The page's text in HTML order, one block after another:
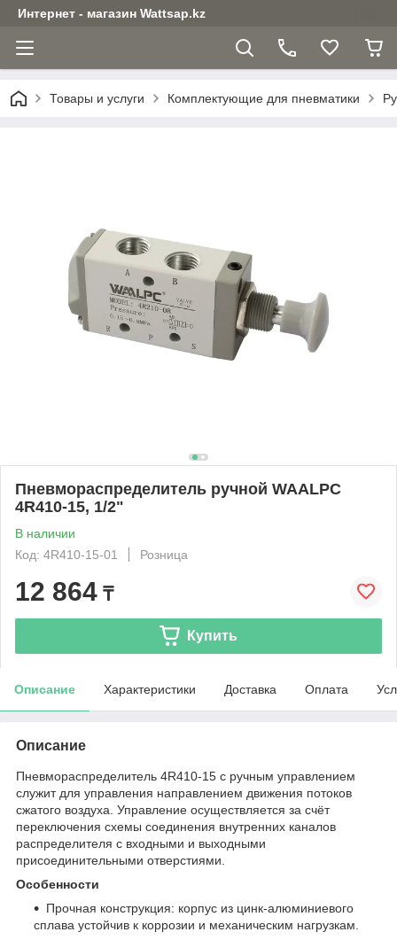
Интернет - магазин Wattsap.kz
Товары и услуги Комплектующие для пневматики
Пневмораспределитель ручной WAALPC
4R410-15, 1/2"
В наличии
Код: 4R410-15-01
Розница
12 864 ₸
Купить
Описание Характеристики Доставка Оплата
Описание
Пневмораспределитель 4R410-15 с ручным управлением
служит для управления направлением движения потоков
сжатого воздуха. Управление осуществляется за счёт
переключения схемы соединения внутренних каналов
распределителя с входными и выходными
присоединительными отверстиями.
Особенности
Прочная конструкция: корпус из цинк-алюминиевого
сплава устойчив к коррозии и механическим нагрузкам.